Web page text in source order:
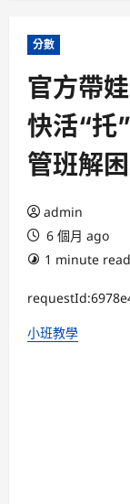
分數
官方帶
快活“托
管班解
admin
6 個月 ago
1 minute read
小班教學